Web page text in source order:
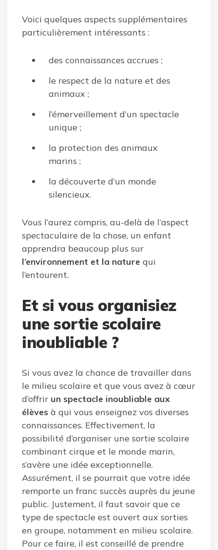
Voici quelques aspects supplémentaires
particulièrement intéressants :
des connaissances accrues ;
le respect de la nature et des
animaux ;
l’émerveillement d’un spectacle
unique ;
la protection des animaux
marins ;
la découverte d’un monde
silencieux.
Vous l’aurez compris, au-delà de l’aspect
spectaculaire de la chose, un enfant
apprendra beaucoup plus sur
l’environnement et la nature qui
l’entourent.
Et si vous organisiez
une sortie scolaire
inoubliable ?
Si vous avez la chance de travailler dans
le milieu scolaire et que vous avez à cœur
d’offrir un spectacle inoubliable aux
élèves à qui vous enseignez vos diverses
connaissances. Effectivement, la
possibilité d’organiser une sortie scolaire
combinant cirque et le monde marin,
s’avère une idée exceptionnelle.
Assurément, il se pourrait que votre idée
remporte un franc succès auprès du jeune
public. Justement, il faut savoir que ce
type de spectacle est ouvert aux sorties
en groupe, notamment en milieu scolaire.
Pour ce faire, il est conseillé de prendre